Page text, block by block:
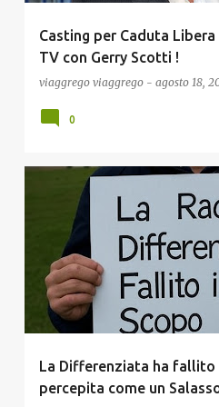
Casting per Caduta
TV con Gerry Scotti !
viaggrego viaggrego - agosto 18,
0
La Differenziata ha fallito
percepita come un
COMUNICAZIONE ECONOMIA
POLITICA SCIENZA